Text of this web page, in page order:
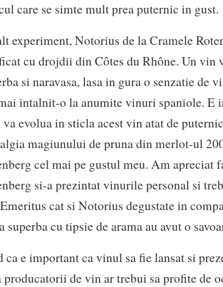
care se simte mult prea puternic in gust.
experiment, Notorius de la Cramele
cu drojdii din Côtes du Rhône. Un vin
si naravasa, lasa in gura o senzatie de
intalnit-o la anumite vinuri spaniole. E
evolua in sticla acest vin atat de
magiunului de pruna din merlot-ul
cel mai pe gustul meu. Am apreciat
si-a prezintat vinurile personal si
cat si Notorius degustate in
superba cu tipsie de arama au avut o
ca e important ca vinul sa fie lansat si
producatorii de vin ar trebui sa profite de